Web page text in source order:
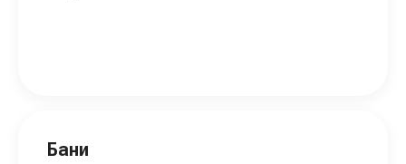
Бани